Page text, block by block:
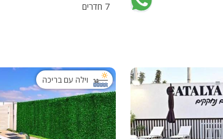
7 חדרים
וילה עם בריכה